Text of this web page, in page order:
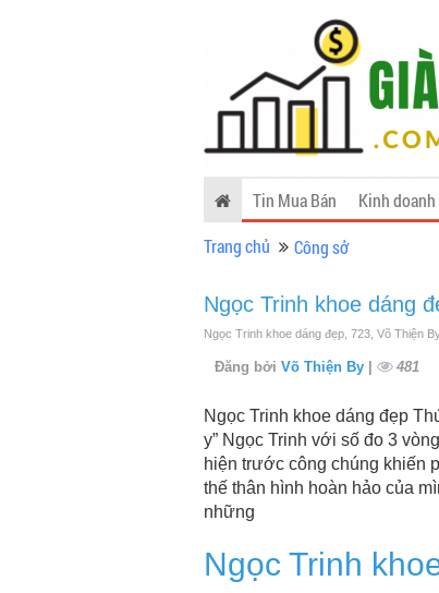
Tin Mua Bán Kinh doanh
Trang chủ
Công sở
Ngọc Trinh khoe dáng
Ngọc Trinh khoe dáng đẹp, 723, Võ Thiện
Đăng bởi Võ Thiện By | 481
Ngọc Trinh khoe dáng đẹp
y” Ngọc Trinh với số đo 3
hiện trước công chúng khiến
thế thân hình hoàn hảo của
những
Ngọc Trinh